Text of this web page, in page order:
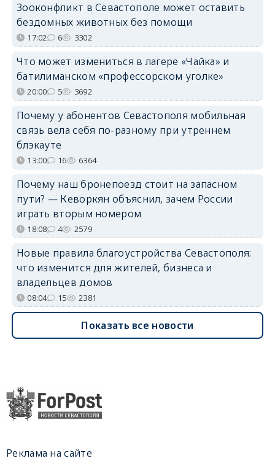
Зооконфликт в Севастополе может оставить
бездомных животных без помощи
17:02 6 3302
Что может измениться в лагере «Чайка» и
батилиманском «профессорском уголке»
20:00 5 3692
Почему у абонентов Севастополя мобильная
связь вела себя по-разному при утреннем
блэкауте
13:00 16 6364
Почему наш бронепоезд стоит на запасном
пути? — Кеворкян объяснил, зачем России
играть вторым номером
18:08 4 2579
Новые правила благоустройства Севастополя:
что изменится для жителей, бизнеса и
владельцев домов
08:04 15 2381
Показать все новости
Реклама на сайте